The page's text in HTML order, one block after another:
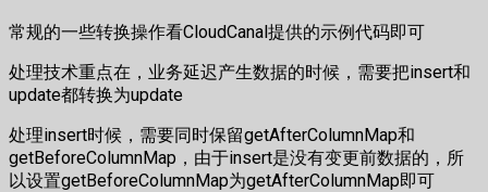
常规的一些转换操作看CloudCanal提供的示例代码即可
处理技术重点在，业务延迟产生数据的时候，需要把insert和
update都转换为update
处理insert时候，需要同时保留getAfterColumnMap和
getBeforeColumnMap，由于insert是没有变更前数据的，所
以设置getBeforeColumnMap为getAfterColumnMap即可